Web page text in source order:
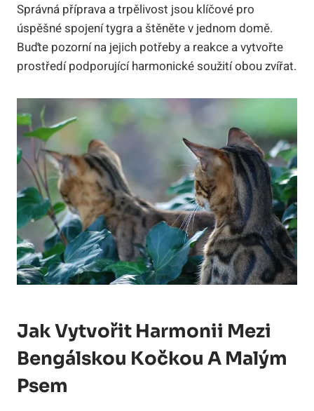
Správná příprava a trpělivost jsou klíčové pro
úspěšné spojení tygra a štěněte v jednom domě.
Buďte pozorní na jejich potřeby a reakce a vytvořte
prostředí podporující harmonické soužití obou zvířat.
Jak Vytvořit Harmonii Mezi
Bengálskou Kočkou A Malým
Psem